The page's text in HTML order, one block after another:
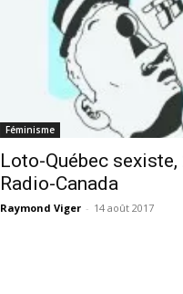
Féminisme
Loto-Québec sexiste,
Radio-Canada
Raymond Viger - 14 août 2017